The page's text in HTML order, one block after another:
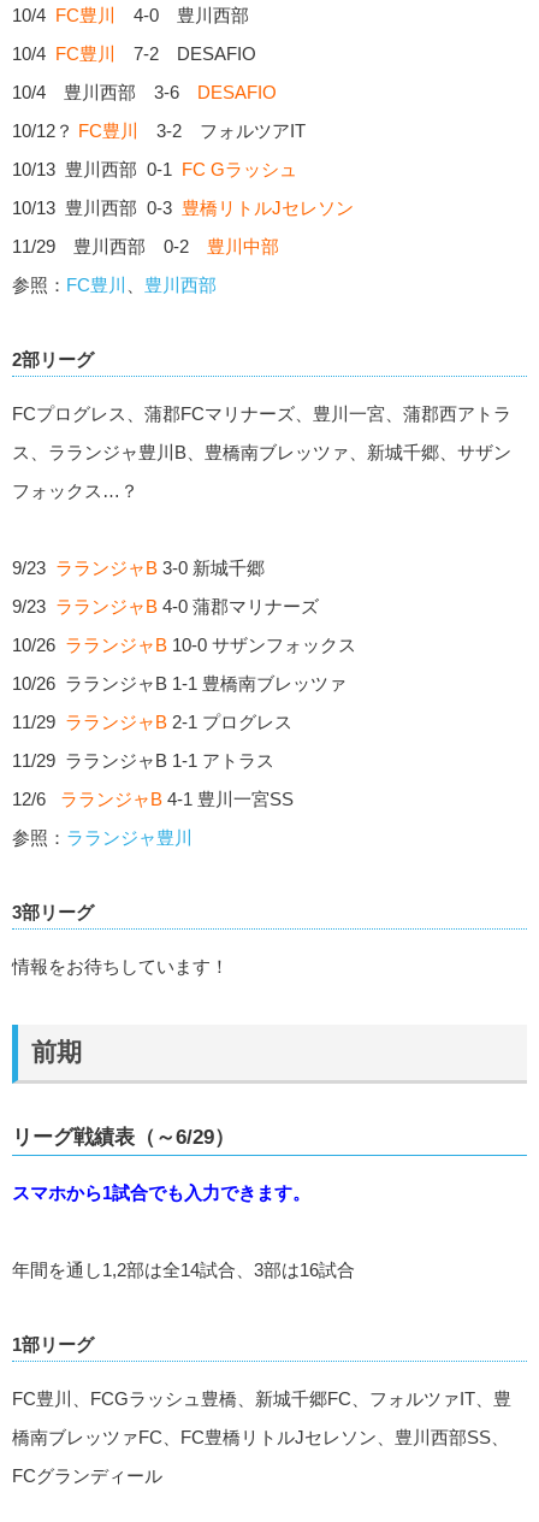
10/4 FC豊川
4-0 豊川西部
10/4 FC豊川
7-2 DESAFIO
10/4 豊川西部 3-6 DESAFIO
10/12？ FC豊川
3-2 フォルツアIT
10/13 豊川西部 0-1 FC Gラッシュ
10/13 豊川西部 0-3 豊橋リトルJセレソン
11/29 豊川西部 0-2 豊川中部
参照： FC豊川 豊川西部
2部リーグ
FCプログレス、蒲郡FCマリナーズ、豊川一宮、蒲郡西アトラ
ス、ラランジャ豊川B、豊橋南ブレッツァ、新城千郷、サザン
フォックス…？
9/23 ラランジャB 3-0 新城千郷
9/23 ラランジャB 4-0 蒲郡マリナーズ
10/26 ラランジャB 10-0 サザンフォックス
10/26 ラランジャB 1-1 豊橋南ブレッツァ
11/29 ラランジャB 2-1 プログレス
11/29 ラランジャB 1-1 アトラス
12/6 ラランジャB 4-1 豊川一宮SS
参照： ラランジャ豊川
3部リーグ
情報をお待ちしています！
前期
リーグ戦績表（～6/29）
スマホから1試合でも入力できます。
年間を通し1,2部は全14試合、3部は16試合
1部リーグ
FC豊川、FCGラッシュ豊橋、新城千郷FC、フォルツァIT、豊
橋南ブレッツァFC、FC豊橋リトルJセレソン、豊川西部SS、
FCグランディール